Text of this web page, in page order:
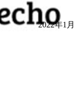
2022年1月